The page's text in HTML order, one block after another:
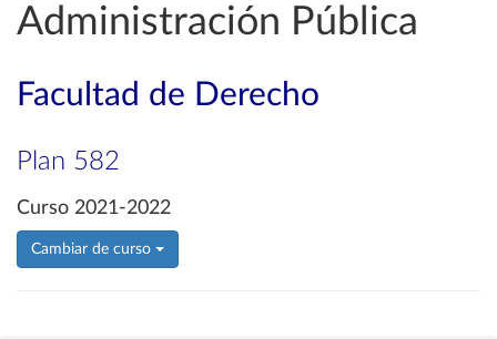
Administración Pública
Facultad de Derecho
Plan 582
Curso 2021-2022
Cambiar de curso